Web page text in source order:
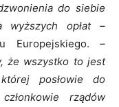
do siebie
wyższych opłat –
Europejskiego. –
że wszystko to jest
posłowie do
rządów